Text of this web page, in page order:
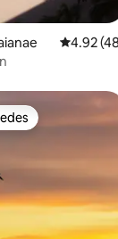
evaluaciones
4.92